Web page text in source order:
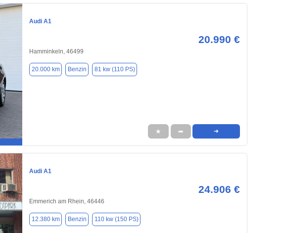
Audi A1
20.990 €
Hamminkeln, 46499
20.000 km Benzin 81 kw (110 PS)
★ ➦ ➜
Audi A1
24.906 €
Emmerich am Rhein, 46446
12.380 km Benzin 110 kw (150 PS)